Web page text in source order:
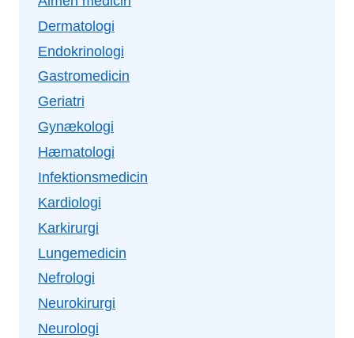
Dermatologi
Endokrinologi
Gastromedicin
Geriatri
Gynækologi
Hæmatologi
Infektionsmedicin
Kardiologi
Karkirurgi
Lungemedicin
Nefrologi
Neurokirurgi
Neurologi